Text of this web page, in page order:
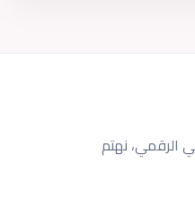
الرقمي، نهتم